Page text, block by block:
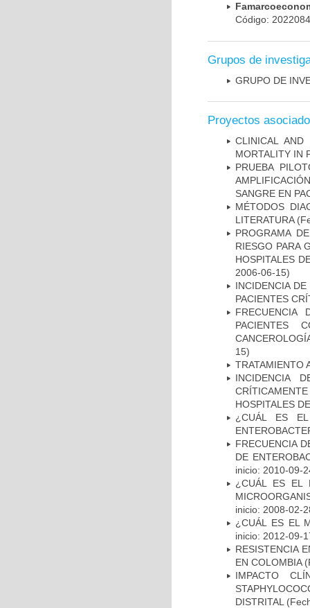
Código:
Grupos de
GRUPO DE
Proyectos
CLINICAL AND
MORTALITY IN
PRUEBA
SANGRE EN
MÉTODOS
LITERATURA
PROGRAMA
RIESGO PARA
HOSPITALES
2006-06-15)
INCIDENCIA
PACIENTES
FRECUENCIA
PACIENTES
15)
TRATAMIENTO
INCIDENCIA
HOSPITALES
¿CUÁL ES EL
FRECUENCIA
DE
inicio: 2010-09-
¿CUÁL ES EL
inicio: 2008-02-
¿CUÁL ES EL
inicio: 2012-09-
RESISTENCIA
EN COLOMBIA
IMPACTO
DISTRITAL